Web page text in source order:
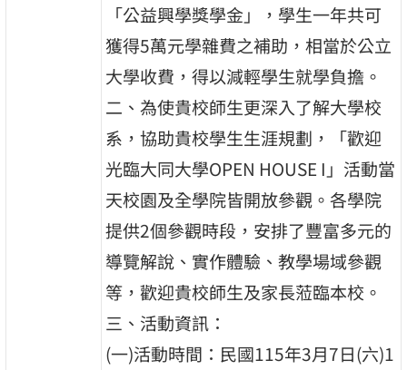
「公益興學獎學金」，學生一年共可
獲得5萬元學雜費之補助，相當於公立
大學收費，得以減輕學生就學負擔。
二、為使貴校師生更深入了解大學校
系，協助貴校學生生涯規劃，「歡迎
光臨大同大學OPEN HOUSE I」活動當
天校園及全學院皆開放參觀。各學院
提供2個參觀時段，安排了豐富多元的
導覽解說、實作體驗、教學場域參觀
等，歡迎貴校師生及家長蒞臨本校。
三、活動資訊：
(一)活動時間：民國115年3月7日(六)1